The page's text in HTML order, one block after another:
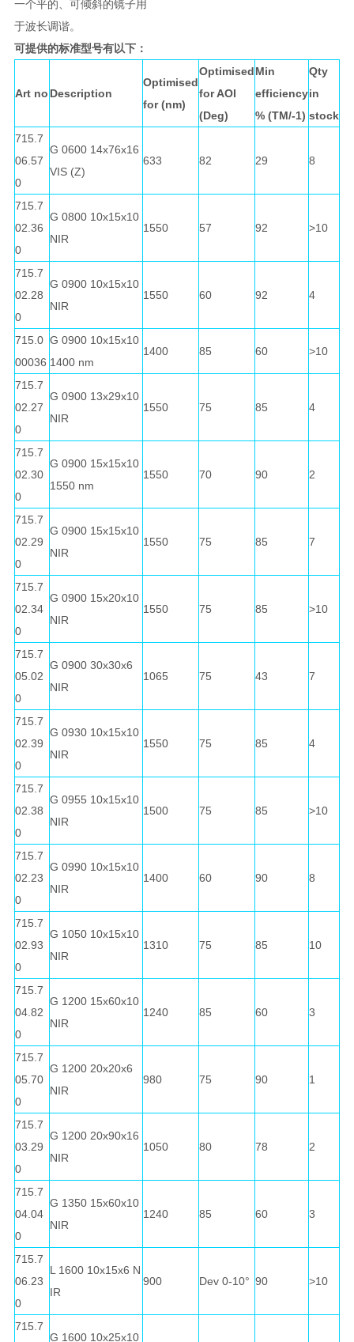
一个平的、可倾斜的镜子用
于波长调谐。
可提供的标准型号有以下：
Art no Description
Optimised
for (nm)
Optimised
for AOI
(Deg)
Min
efficiency
% (TM/-1)
Qty
in
stock
715.7
06.57
0
G 0600 14x76x16
VIS (Z)
633 82 29 8
715.7
02.36
0
G 0800 10x15x10
NIR
1550 57 92 >10
715.7
02.28
0
G 0900 10x15x10
NIR
1550 60 92 4
715.0
00036
G 0900 10x15x10
1400 nm
1400 85 60 >10
715.7
02.27
0
G 0900 13x29x10
NIR
1550 75 85 4
715.7
02.30
0
G 0900 15x15x10
1550 nm
1550 70 90 2
715.7
02.29
0
G 0900 15x15x10
NIR
1550 75 85 7
715.7
02.34
0
G 0900 15x20x10
NIR
1550 75 85 >10
715.7
05.02
0
G 0900 30x30x6
NIR
1065 75 43 7
715.7
02.39
0
G 0930 10x15x10
NIR
1550 75 85 4
715.7
02.38
0
G 0955 10x15x10
NIR
1500 75 85 >10
715.7
02.23
0
G 0990 10x15x10
NIR
1400 60 90 8
715.7
02.93
0
G 1050 10x15x10
NIR
1310 75 85 10
715.7
04.82
0
G 1200 15x60x10
NIR
1240 85 60 3
715.7
05.70
0
G 1200 20x20x6
NIR
980 75 90 1
715.7
03.29
0
G 1200 20x90x16
NIR
1050 80 78 2
715.7
04.04
0
G 1350 15x60x10
NIR
1240 85 60 3
715.7
06.23
0
L 1600 10x15x6 N
IR
900 Dev 0-10° 90 >10
715.7
G 1600 10x25x10